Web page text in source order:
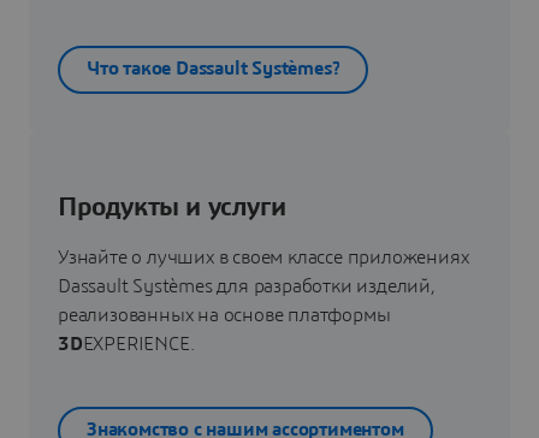
Что такое Dassault Systèmes?
Продукты и услуги
Узнайте о лучших в своем классе приложениях
Dassault Systèmes для разработки изделий,
реализованных на основе платформы
3DEXPERIENCE.
Знакомство с нашим ассортиментом